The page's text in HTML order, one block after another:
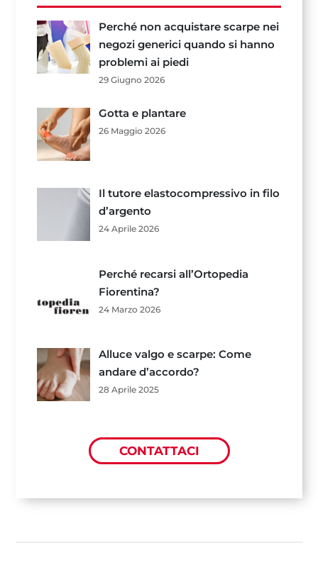
Perché non acquistare scarpe nei
negozi generici quando si hanno
problemi ai piedi
29 Giugno 2026
Gotta e plantare
26 Maggio 2026
Il tutore elastocompressivo in filo
d’argento
24 Aprile 2026
Perché recarsi all’Ortopedia
Fiorentina?
24 Marzo 2026
Alluce valgo e scarpe: Come
andare d’accordo?
28 Aprile 2025
CONTATTACI